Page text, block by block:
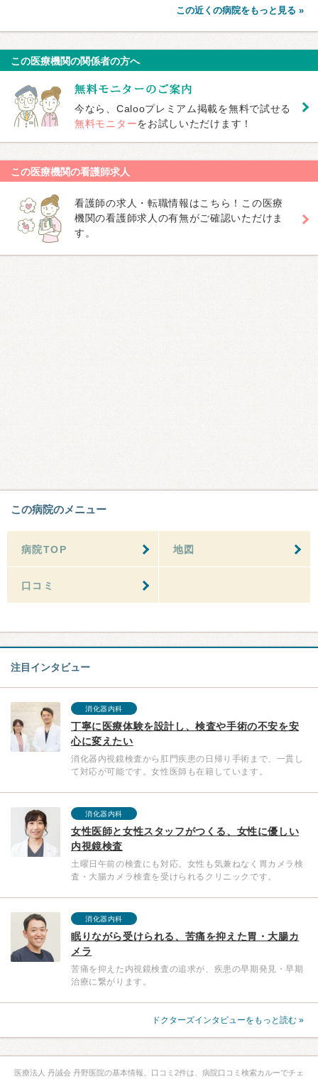
この近くの病院をもっと見る »
この医療機関の関係者の方へ
今なら、Calooプレミアム掲載を無料で試せる
無料モニターをお試しいただけます！
この医療機関の看護師求人
看護師の求人・転職情報はこちら！この医療
機関の看護師求人の有無がご確認いただけま
す。
この病院のメニュー
病院TOP 地図
口コミ
注目インタビュー
消化器内科
丁寧に医療体験を設計し、検査や手術の不安を安
心に変えたい
消化器内視鏡検査から肛門疾患の日帰り手術まで、一貫し
て対応が可能です。女性医師も在籍しています。
消化器内科
女性医師と女性スタッフがつくる、女性に優しい
内視鏡検査
土曜日午前の検査にも対応。女性も気兼ねなく胃カメラ検
査・大腸カメラ検査を受けられるクリニックです。
消化器内科
眠りながら受けられる、苦痛を抑えた胃・大腸カ
メラ
苦痛を抑えた内視鏡検査の追求が、疾患の早期発見・早期
治療に繋がります。
ドクターズインタビューをもっと読む »
医療法人 丹誠会 丹野医院の基本情報、口コミ2件は、病院口コミ検索カルーでチェ